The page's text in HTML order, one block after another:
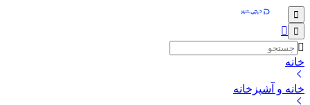
خانه
خانه و آشپزخانه